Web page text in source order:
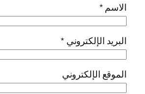
الاسم*
البريد الإلكتروني *
الموقع الإلكتروني